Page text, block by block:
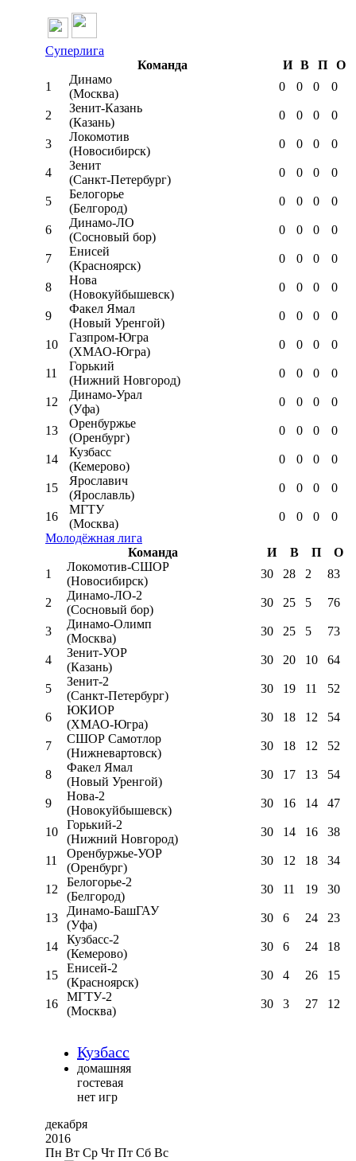
Суперлига
Команда
И В П
О
1
Динамо
(Москва)
0 0 0 0
2
Зенит-Казань
(Казань)
0 0 0 0
3
Локомотив
(Новосибирск)
0 0 0 0
4
Зенит
(Санкт-Петербург)
0 0 0 0
5
Белогорье
(Белгород)
0 0 0 0
6
Динамо-ЛО
(Сосновый бор)
0 0 0 0
7
Енисей
(Красноярск)
0 0 0 0
8
Нова
(Новокуйбышевск)
0 0 0 0
9
Факел Ямал
(Новый Уренгой)
0 0 0 0
10
Газпром-Югра
(ХМАО-Югра)
0 0 0 0
11
Горький
(Нижний Новгород)
0 0 0 0
12
Динамо-Урал
(Уфа)
0 0 0 0
13
Оренбуржье
(Оренбург)
0 0 0 0
14
Кузбасс
(Кемерово)
0 0 0 0
15
Ярославич
(Ярославль)
0 0 0 0
16
МГТУ
(Москва)
0 0 0
0
Молодёжная лига
Команда
И В П
О
1
Локомотив-CШОР
(Новосибирск)
30 28 2 83
2
Динамо-ЛО-2
(Сосновый бор)
30 25 5 76
3
Динамо-Олимп
(Москва)
30 25 5 73
4
Зенит-УОР
(Казань)
30 20 10 64
5
Зенит-2
(Санкт-Петербург)
30 19 11 52
6
ЮКИОР
(ХМАО-Югра)
30 18 12 54
7
СШОР Самотлор
(Нижневартовск)
30 18 12 52
8
Факел Ямал
(Новый Уренгой)
30 17 13 54
9
Нова-2
(Новокуйбышевск)
30 16 14 47
10
Горький-2
(Нижний Новгород)
30 14 16 38
11
Оренбуржье-УОР
(Оренбург)
30 12 18 34
12
Белогорье-2
(Белгород)
30 11 19 30
13
Динамо-БашГАУ
(Уфа)
30 6 24 23
14
Кузбасс-2
(Кемерово)
30 6 24 18
15
Енисей-2
(Красноярск)
30 4 26 15
16
МГТУ-2
(Москва)
30 3 27 12
Кузбасс
домашняя
гостевая
нет игр
декабря
2016
Пн Вт Ср Чт Пт Сб Вс